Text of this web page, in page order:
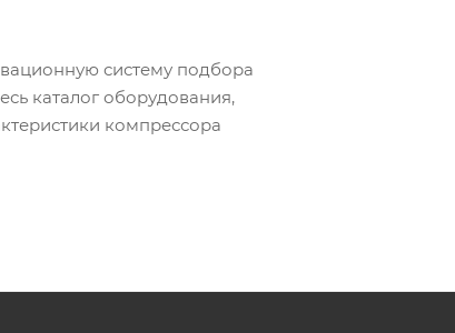
систему подбора
каталог оборудования,
компрессора